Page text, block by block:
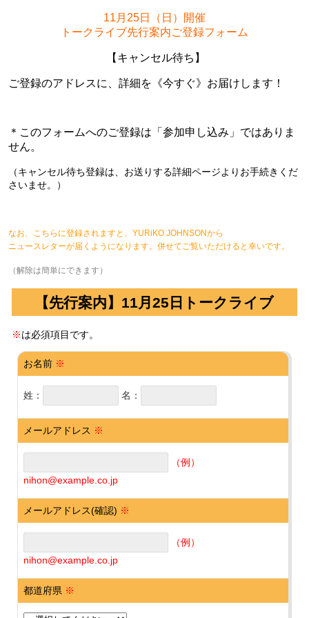
11月25日（日）開催
トークライブ先行案内ご登録フォーム
【キャンセル待ち】
ご登録のアドレスに、詳細を《今すぐ》お届けします！
＊このフォームへのご登録は「参加申し込み」ではありま
せん。
（キャンセル待ち登録は、お送りする詳細ページよりお手続きくだ
さいませ。）
なお、こちらに登録されますと、YURiKO JOHNSONから
ニュースレターが届くようになります。併せてご覧いただけると幸いです。
（解除は簡単にできます）
【先行案内】11月25日トークライブ
※は必須項目です。
お名前※
姓： 名：
メールアドレス ※
（例）
nihon@example.co.jp
メールアドレス(確認) ※
（例）
nihon@example.co.jp
都道府県 ※